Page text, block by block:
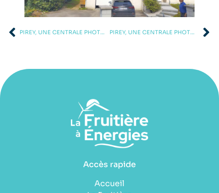
PIREY, UNE CENTRALE PHOTOVOLTAÏQUE DE 6 KWC PIREY, UNE CENTRALE PHOTOVOLTAÏQUE DE 9 KWC
Accès rapide
Accueil